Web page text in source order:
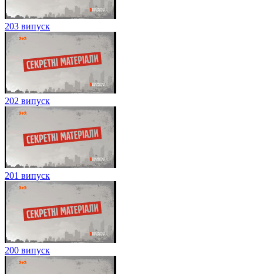
203 випуск
202 випуск
201 випуск
200 випуск